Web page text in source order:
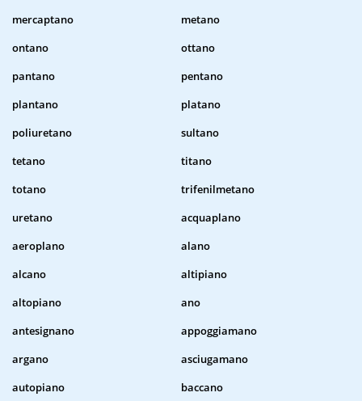
mercaptano
metano
ontano
ottano
pantano
pentano
plantano
platano
poliuretano
sultano
tetano
titano
totano
trifenilmetano
uretano
acquaplano
aeroplano
alano
alcano
altipiano
altopiano
ano
antesignano
appoggiamano
argano
asciugamano
autopiano
baccano